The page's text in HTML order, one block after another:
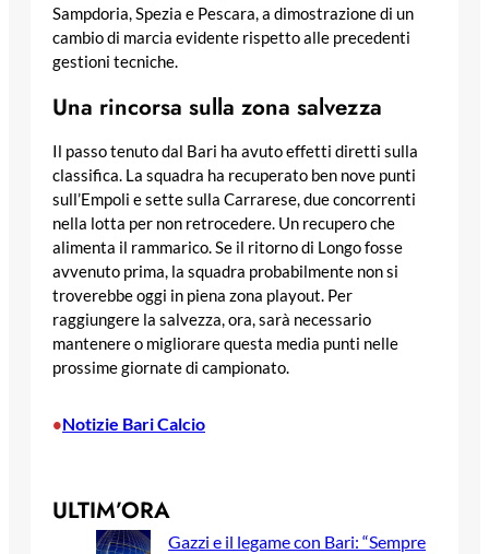
Sampdoria, Spezia e Pescara, a dimostrazione di un
cambio di marcia evidente rispetto alle precedenti
gestioni tecniche.
Una rincorsa sulla zona salvezza
Il passo tenuto dal Bari ha avuto effetti diretti sulla
classifica. La squadra ha recuperato ben nove punti
sull’Empoli e sette sulla Carrarese, due concorrenti
nella lotta per non retrocedere. Un recupero che
alimenta il rammarico. Se il ritorno di Longo fosse
avvenuto prima, la squadra probabilmente non si
troverebbe oggi in piena zona playout. Per
raggiungere la salvezza, ora, sarà necessario
mantenere o migliorare questa media punti nelle
prossime giornate di campionato.
•Notizie Bari Calcio
ULTIM’ORA
Gazzi e il legame con Bari: “Sempre